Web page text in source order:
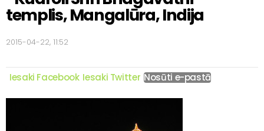
templis, Mangalūra, Indija
2015-04-22, 11:52
Iesaki Facebook Iesaki Twitter Nosūti e-pastā